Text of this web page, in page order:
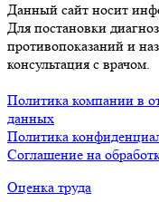
Данный сайт носит
Для постановки
противопоказаний и
консультация с врачом.
Политика компании в
данных
Политика
Соглашение на
Оценка труда